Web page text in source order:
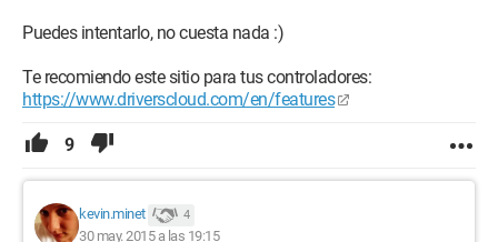
Puedes intentarlo, no cuesta nada :)
Te recomiendo este sitio para tus controladores:
https://www.driverscloud.com/en/features
9
kevin.minet 4
30 may. 2015 a las 19:15